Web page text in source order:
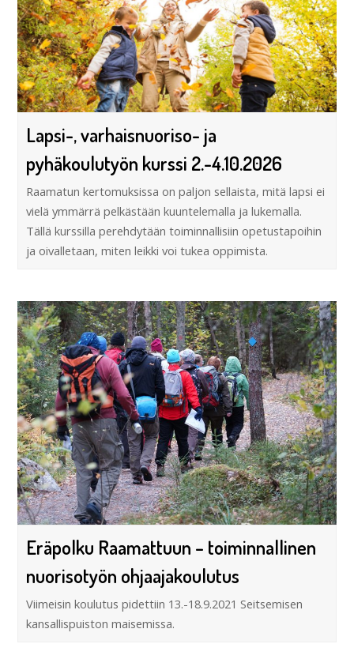
Lapsi-, varhaisnuoriso- ja
pyhäkoulutyön kurssi 2.-4.10.2026
Raamatun kertomuksissa on paljon sellaista, mitä lapsi ei
vielä ymmärrä pelkästään kuuntelemalla ja lukemalla.
Tällä kurssilla perehdytään toiminnallisiin opetustapoihin
ja oivalletaan, miten leikki voi tukea oppimista.
Eräpolku Raamattuun – toiminnallinen
nuorisotyön ohjaajakoulutus
Viimeisin koulutus pidettiin 13.-18.9.2021 Seitsemisen
kansallispuiston maisemissa.